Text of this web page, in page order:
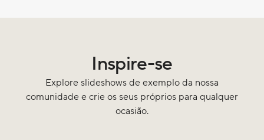
Inspire-se
Explore slideshows de exemplo da nossa
comunidade e crie os seus próprios para qualquer
ocasião.